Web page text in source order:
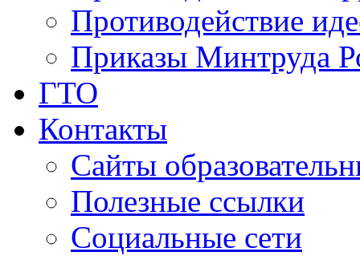
Противодействие
Приказы Минтруда
ГТО
Контакты
Сайты
Полезные ссылки
Социальные сети